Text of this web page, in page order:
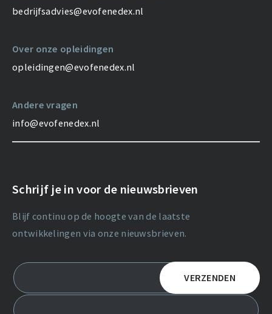
bedrijfsadvies@evofenedex.nl
Over onze opleidingen
opleidingen@evofenedex.nl
Andere vragen
info@evofenedex.nl
Schrijf je in voor de nieuwsbrieven
Blijf continu op de hoogte van de laatste
ontwikkelingen via onze nieuwsbrieven.